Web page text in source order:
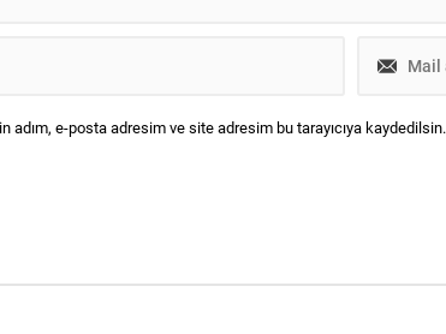
adım, e-posta adresim ve site adresim bu tarayıcıya kaydedilsin.